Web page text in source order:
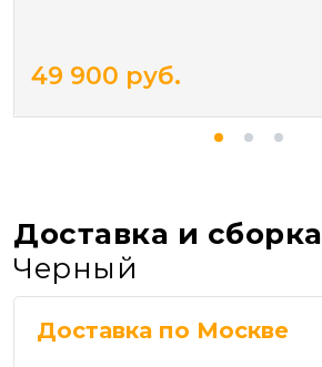
49 900 руб.
Доставка и сборка
Черный
Доставка по Москве